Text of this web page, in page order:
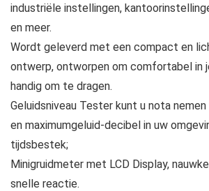
industriële instellingen,
en meer.
Wordt geleverd met een compact en
ontwerp, ontworpen om comfortabel in
handig om te dragen.
Geluidsniveau Tester kunt u nota
en maximumgeluid-decibel in uw
tijdsbestek;
Minigruidmeter met LCD Display,
snelle reactie.